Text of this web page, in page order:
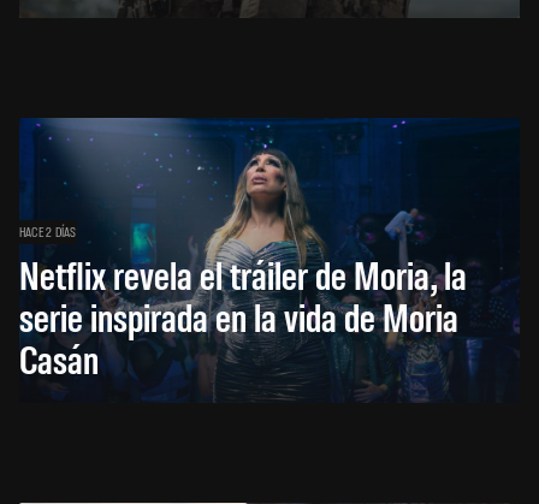
HACE 2 DÍAS
Netflix revela el tráiler de Moria, la
serie inspirada en la vida de Moria
Casán